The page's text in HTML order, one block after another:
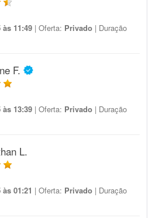
às 11:49 | Oferta: Privado | Duração
F.
às 13:39 | Oferta: Privado | Duração
L.
às 01:21 | Oferta: Privado | Duração